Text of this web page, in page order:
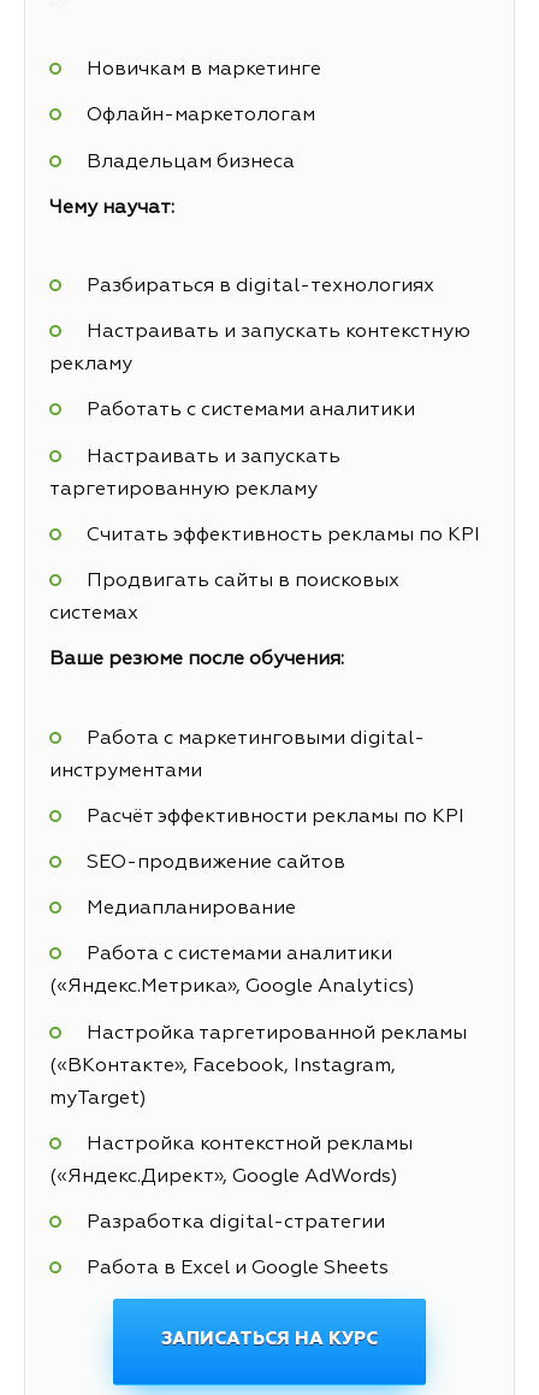
Новичкам в маркетинге
Офлайн-маркетологам
Владельцам бизнеса
Чему научат:
Разбираться в digital-технологиях
Настраивать и запускать контекстную
рекламу
Работать с системами аналитики
Настраивать и запускать
таргетированную рекламу
Считать эффективность рекламы по KPI
Продвигать сайты в поисковых
системах
Ваше резюме после обучения:
Работа с маркетинговыми digital-
инструментами
Расчёт эффективности рекламы по KPI
SEO-продвижение сайтов
Медиапланирование
Работа с системами аналитики
(«Яндекс.Метрика», Google Analytics)
Настройка таргетированной рекламы
(«ВКонтакте», Facebook, Instagram,
myTarget)
Настройка контекстной рекламы
(«Яндекс.Директ», Google AdWords)
Разработка digital-стратегии
Работа в Excel и Google Sheets
ЗАПИСАТЬСЯ НА КУРС